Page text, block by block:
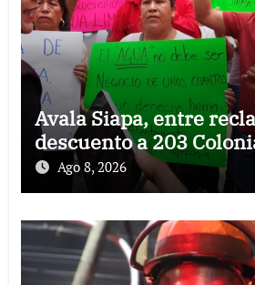
Avala Siapa, entre
descuento a 203
Ago 8, 2026